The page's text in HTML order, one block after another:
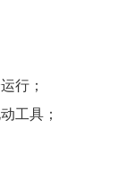
行；
工具；